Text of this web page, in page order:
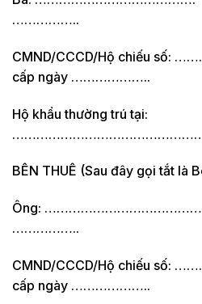
……………..
CMND/CCCD/Hộ chiếu
cấp ngày ………………..
Hộ khẩu thường trú tại:
BÊN THUÊ (Sau đây gọi tắt là
Ông:
……………..
CMND/CCCD/Hộ chiếu
cấp ngày ………………..